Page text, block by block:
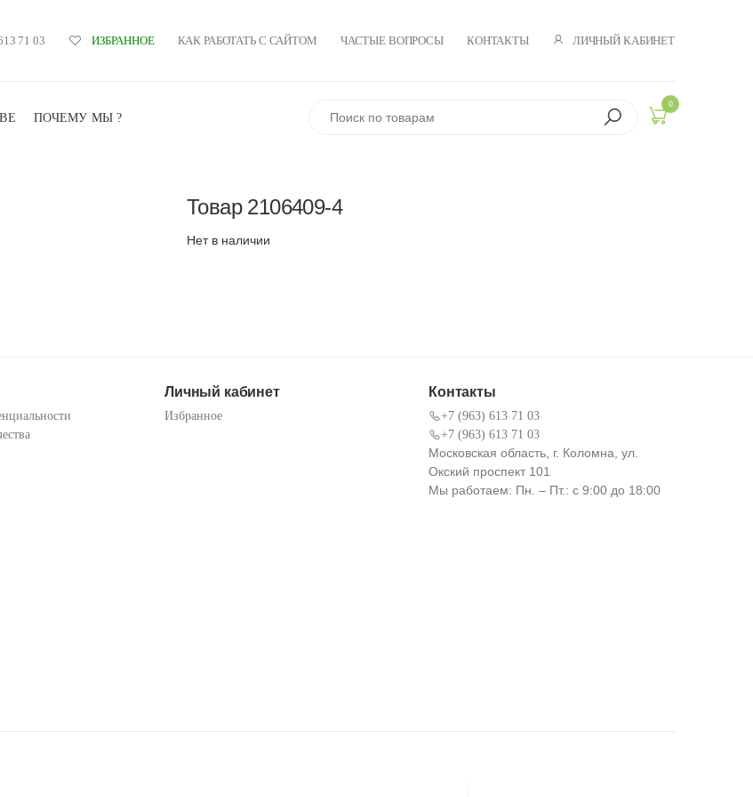
71 03 ИЗБРАННОЕ КАК РАБОТАТЬ С САЙТОМ ЧАСТЫЕ ВОПРОСЫ КОНТАКТЫ ЛИЧНЫЙ КАБИНЕТ
ПОЧЕМУ МЫ ?
0
Товар 2106409-4
Нет в наличии
Личный кабинет
Избранное
Контакты
+7 (963) 613 71 03
+7 (963) 613 71 03
Московская область, г. Коломна, ул.
Окский проспект 101
Мы работаем: Пн. – Пт.: с 9:00 до 18:00